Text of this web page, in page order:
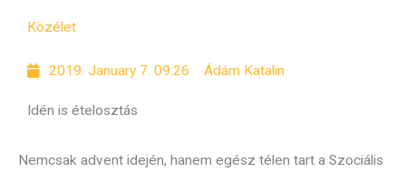
Közélet
2019. January 7. 09:26 Ádám Katalin
Idén is ételosztás
Nemcsak advent idején, hanem egész télen tart a Szociális